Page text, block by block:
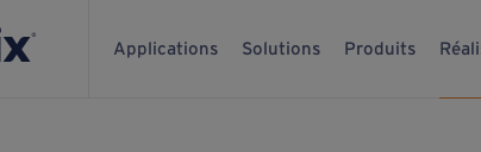
Applications Solutions Produits